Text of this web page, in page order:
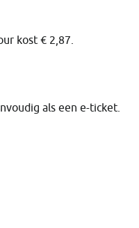
kost € 2,87.
als een e-ticket.